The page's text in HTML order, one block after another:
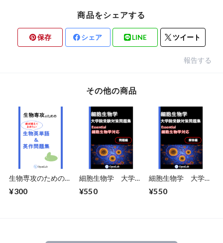
商品をシェアする
保存 シェア LINE ツイート
報告する
その他の商品
生物専攻のための絶
物英単語＆英作問題
¥300
細胞生物学 大学院
¥550
細胞生物学 大学院
答編
¥550